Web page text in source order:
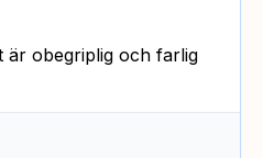
är obegriplig och farlig